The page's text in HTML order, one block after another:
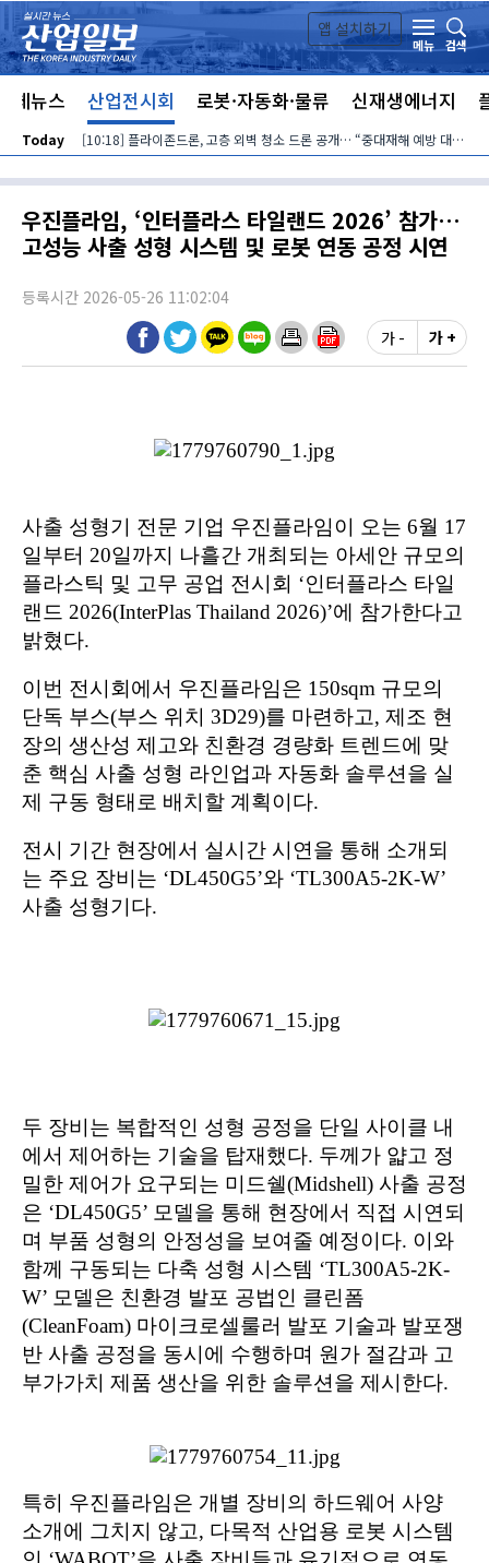
본문 바로가기
앱 설치하기
메뉴
검색
체뉴스 산업전시회 로봇·자동화·물류 신재생에너지
Today [10:18] 플라이존드론, 고층 외벽 청소 드론 공개… “중대재해 예방 대안”
우진플라임, ‘인터플라스 타일랜드 2026’ 참가…
고성능 사출 성형 시스템 및 로봇 연동 공정 시연
등록시간 2026-05-26 11:02:04
가 -
가 +